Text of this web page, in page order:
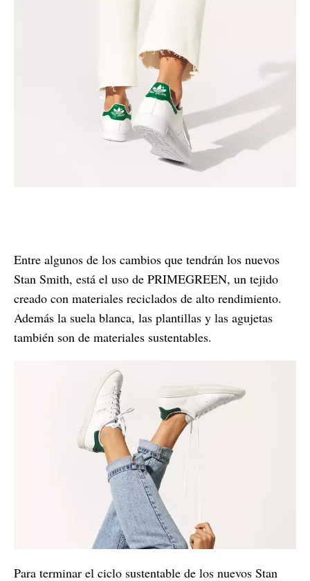
Entre algunos de los cambios que tendrán los nuevos
Stan Smith, está el uso de PRIMEGREEN, un tejido
creado con materiales reciclados de alto rendimiento.
Además la suela blanca, las plantillas y las agujetas
también son de materiales sustentables.
Para terminar el ciclo sustentable de los nuevos Stan